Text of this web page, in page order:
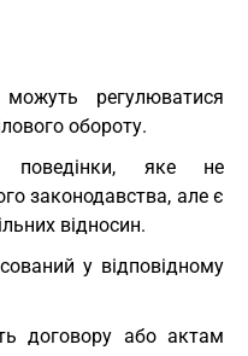
регулюватися
обороту.
яке не
законодавства, але є
відносин.
у відповідному
договору або актам